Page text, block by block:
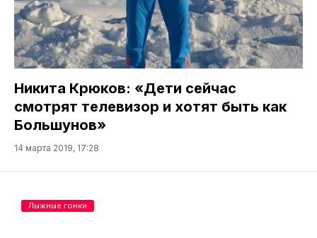
Никита Крюков: «Дети сейчас
смотрят телевизор и хотят быть как
Большунов»
14 марта 2019, 17:28
Лыжные гонки